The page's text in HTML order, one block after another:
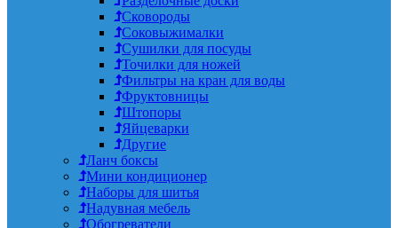
Сковороды
Соковыжималки
Сушилки для посуды
Точилки для ножей
Фильтры на кран для воды
Фруктовницы
Штопоры
Яйцеварки
Другие
Ланч боксы
Мини кондиционер
Наборы для шитья
Надувная мебель
Обогреватели